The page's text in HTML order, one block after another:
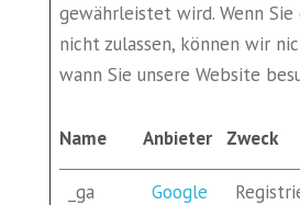
gewährleistet wird. Wenn Sie
nicht zulassen, können wir
wann Sie unsere Website
Name Anbieter Zweck
_ga
Google